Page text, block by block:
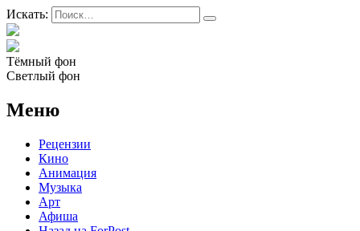
Искать:
Тёмный фон
Светлый фон
Меню
Рецензии
Кино
Анимация
Музыка
Арт
Афиша